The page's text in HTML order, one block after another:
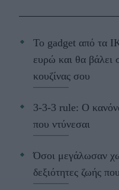
Το gadget από τα
ευρώ και θα βάλει
κουζίνας σου
3-3-3 rule: Ο
που ντύνεσαι
Όσοι μεγάλωσαν
δεξιότητες ζωής